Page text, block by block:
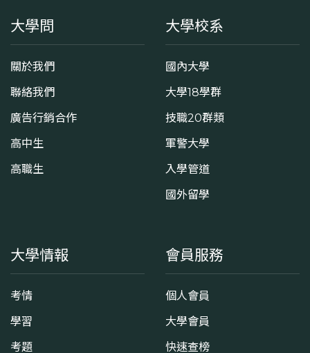
大學問
關於我們
聯絡我們
廣告行銷合作
高中生
高職生
大學校系
國內大學
大學18學群
技職20群類
軍警大學
入學管道
國外留學
大學情報
考情
學習
考題
會員服務
個人會員
大學會員
快速查榜